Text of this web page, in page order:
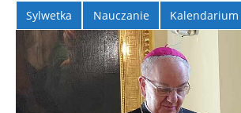
Sylwetka Nauczanie Kalendarium